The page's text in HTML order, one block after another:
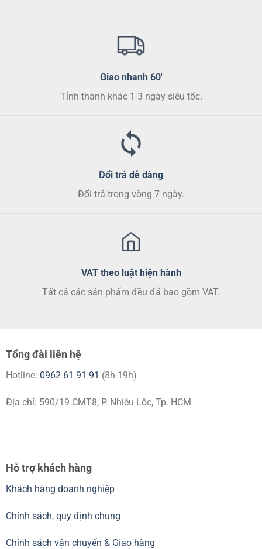
Giao nhanh 60'
Tỉnh thành khác 1-3 ngày siêu tốc.
Đổi trả dễ dàng
Đổi trả trong vòng 7 ngày.
VAT theo luật hiện hành
Tất cả các sản phẩm đều đã bao gồm VAT.
Tổng đài liên hệ
Hotline: 0962 61 91 91 (8h-19h)
Địa chỉ: 590/19 CMT8, P. Nhiêu Lộc, Tp. HCM
Hỗ trợ khách hàng
Khách hàng doanh nghiệp
Chính sách, quy định chung
Chính sách vận chuyển & Giao hàng